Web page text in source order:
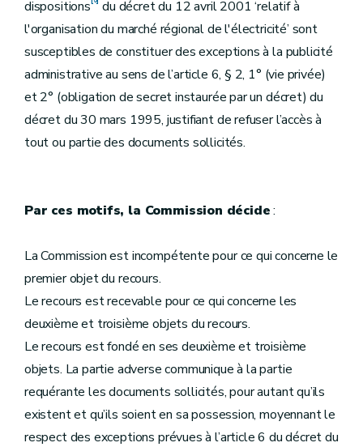
dispositions
du décret du 12 avril 2001 ‘relatif à
l'organisation du marché régional de l'électricité’ sont
susceptibles de constituer des exceptions à la publicité
administrative au sens de l’article 6, § 2, 1° (vie privée)
et 2° (obligation de secret instaurée par un décret) du
décret du 30 mars 1995, justifiant de refuser l’accès à
tout ou partie des documents sollicités.
Par ces motifs, la Commission décide:
La Commission est incompétente pour ce qui concerne le
premier objet du recours.
Le recours est recevable pour ce qui concerne les
deuxième et troisième objets du recours.
Le recours est fondé en ses deuxième et troisième
objets. La partie adverse communique à la partie
requérante les documents sollicités, pour autant qu’ils
existent et qu’ils soient en sa possession, moyennant le
respect des exceptions prévues à l’article 6 du décret du